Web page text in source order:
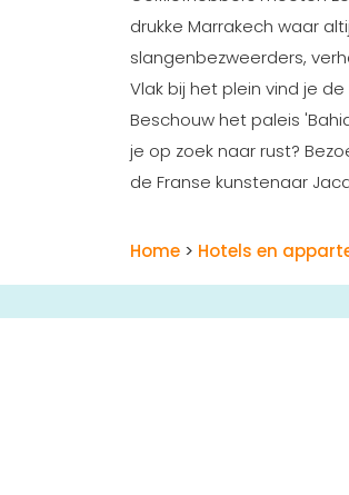
drukke Marrakech waar
slangenbezweerders,
Vlak bij het plein vind je
Beschouw het paleis
je op zoek naar rust?
de Franse kunstenaar
Home > Hotels en